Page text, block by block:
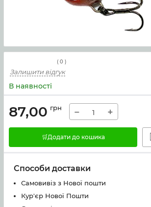
( 0 )
Залишити відгук
В наявності
87,00 грн − +
🛒Додати до кошика
Способи доставки
Самовивіз з Нової пошти
Кур'єр Нової Пошти